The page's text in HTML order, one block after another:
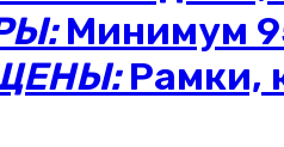
Минимум
Рамки,